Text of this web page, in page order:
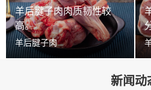
羊后腱子肉肉质韧性较
高。
羊后腱子肉
新闻动